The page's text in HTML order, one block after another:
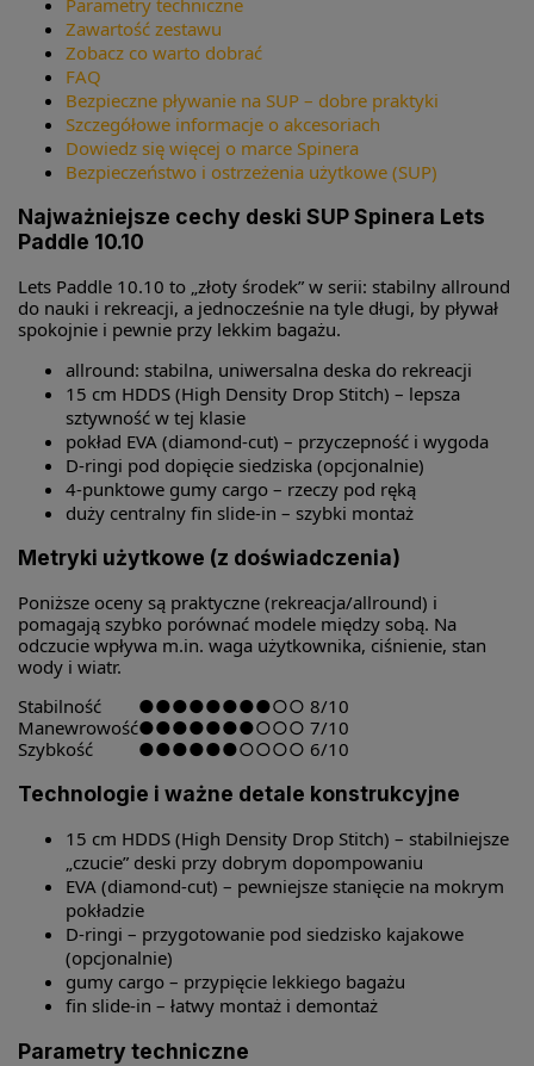
Zawartość zestawu
Zobacz co warto dobrać
FAQ
Bezpieczne pływanie na SUP – dobre praktyki
Szczegółowe informacje o akcesoriach
Dowiedz się więcej o marce Spinera
Bezpieczeństwo i ostrzeżenia użytkowe (SUP)
Najważniejsze cechy deski SUP Spinera Lets
Paddle 10.10
Lets Paddle 10.10 to „złoty środek” w serii: stabilny allround
do nauki i rekreacji, a jednocześnie na tyle długi, by pływał
spokojnie i pewnie przy lekkim bagażu.
allround: stabilna, uniwersalna deska do rekreacji
15 cm HDDS (High Density Drop Stitch) – lepsza
sztywność w tej klasie
pokład EVA (diamond-cut) – przyczepność i wygoda
D-ringi pod dopięcie siedziska (opcjonalnie)
4-punktowe gumy cargo – rzeczy pod ręką
duży centralny fin slide-in – szybki montaż
Metryki użytkowe (z doświadczenia)
Poniższe oceny są praktyczne (rekreacja/allround) i
pomagają szybko porównać modele między sobą. Na
odczucie wpływa m.in. waga użytkownika, ciśnienie, stan
wody i wiatr.
Stabilność
●●●●●●●●○○ 8/10
Manewrowość●●●●●●●○○○ 7/10
Szybkość
●●●●●●○○○○ 6/10
Technologie i ważne detale konstrukcyjne
15 cm HDDS (High Density Drop Stitch) – stabilniejsze
„czucie” deski przy dobrym dopompowaniu
EVA (diamond-cut) – pewniejsze stanięcie na mokrym
pokładzie
D-ringi – przygotowanie pod siedzisko kajakowe
(opcjonalnie)
gumy cargo – przypięcie lekkiego bagażu
fin slide-in – łatwy montaż i demontaż
Parametry techniczne